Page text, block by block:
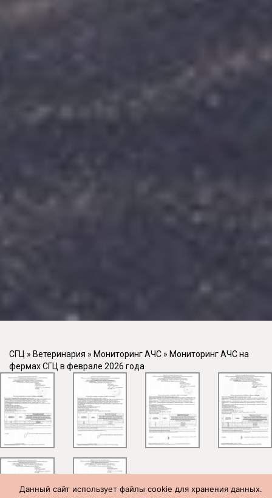
СГЦ » Ветеринария » Мониторинг АЧС » Мониторинг АЧС на
фермах СГЦ в феврале 2026 года
Данный сайт использует файлы cookie для хранения данных.